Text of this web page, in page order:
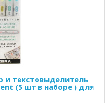
и текстовыделитель
(5 шт в наборе ) для